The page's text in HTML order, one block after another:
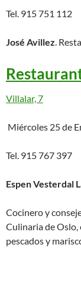
Tel. 915 751 112
José Avillez.
Villalar, 7
Miércoles 25 de
Tel. 915 767 397
Espen Vesterdal
Cocinero y
Culinaria de Oslo,
pescados y